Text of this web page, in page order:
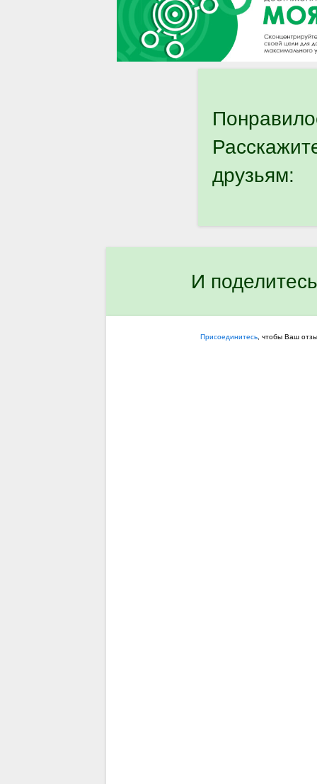
друзьям:
И
Присоединитесь , чтобы Ваш